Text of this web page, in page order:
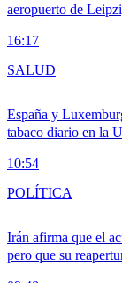
aeropuerto de
16:17
España y
tabaco diario en la
10:54
SALUD
Irán afirma que el
pero que su
POLÍTICA